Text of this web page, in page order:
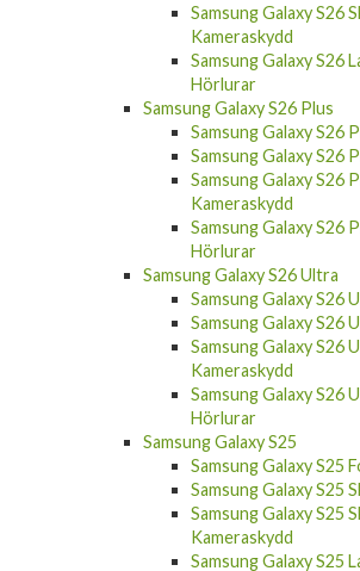
Samsung Galaxy S26
Kameraskydd
Samsung Galaxy S26
Hörlurar
Samsung Galaxy S26 Plus
Samsung Galaxy S26
Samsung Galaxy S26
Samsung Galaxy S26
Kameraskydd
Samsung Galaxy S26
Hörlurar
Samsung Galaxy S26 Ultra
Samsung Galaxy S26
Samsung Galaxy S26
Samsung Galaxy S26
Kameraskydd
Samsung Galaxy S26
Hörlurar
Samsung Galaxy S25
Samsung Galaxy S25
Samsung Galaxy S25
Samsung Galaxy S25
Kameraskydd
Samsung Galaxy S25